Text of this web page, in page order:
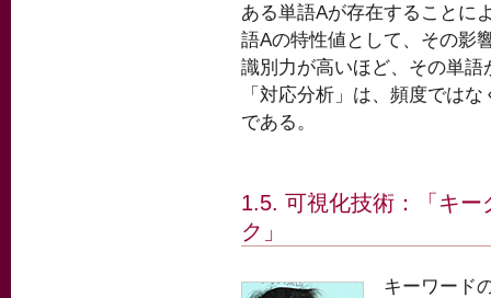
ある単語Aが存在することに
語Aの特性値として、その影
識別力が高いほど、その単
「対応分析」は、頻度では
である。
1.5. 可視化技術：「キ
ク」
キーワード